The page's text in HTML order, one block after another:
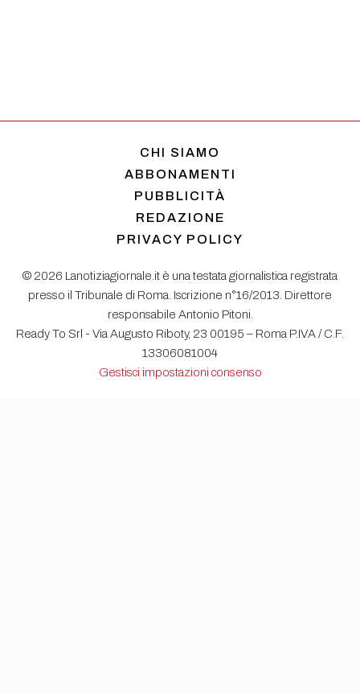
CHI SIAMO
ABBONAMENTI
PUBBLICITÀ
REDAZIONE
PRIVACY POLICY
© 2026 Lanotiziagiornale.it è una testata giornalistica registrata
presso il Tribunale di Roma. Iscrizione n°16/2013. Direttore
responsabile Antonio Pitoni.
Ready To Srl - Via Augusto Riboty, 23 00195 – Roma P.IVA / C.F.
13306081004
Gestisci impostazioni consenso